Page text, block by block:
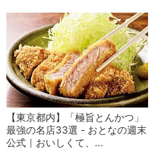
【東京都内】「極旨とんかつ」
最強の名店33選 - おとなの週末
公式｜おいしくて、...